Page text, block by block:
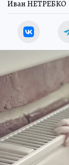
Иван НЕТРЕБКО